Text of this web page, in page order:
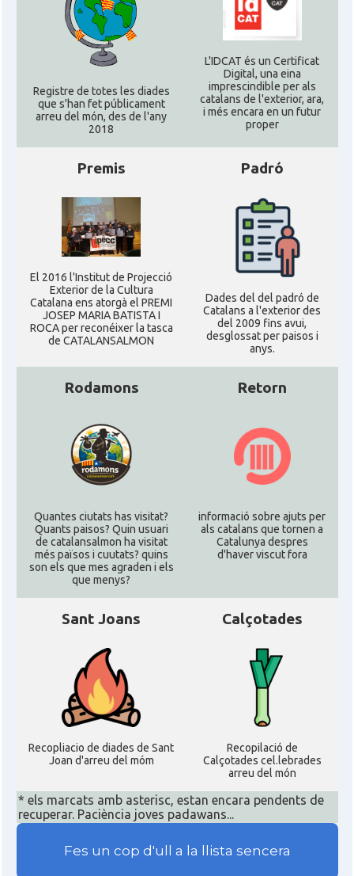
Registre de totes les diades
que s'han fet públicament
arreu del món, des de l'any
2018
L'IDCAT és un Certificat
Digital, una eina
imprescindible per als
catalans de l'exterior, ara,
i més encara en un futur
proper
Premis
El 2016 l'Institut de Projecció
Exterior de la Cultura
Catalana ens atorgà el PREMI
JOSEP MARIA BATISTA I
ROCA per reconéixer la tasca
de CATALANSALMON
Padró
Dades del del padró de
Catalans a l'exterior des
del 2009 fins avui,
desglossat per paisos i
anys.
Rodamons
Quantes ciutats has visitat?
Quants paisos? Quin usuari
de catalansalmon ha visitat
més països i cuutats? quins
son els que mes agraden i els
que menys?
Retorn
informació sobre ajuts per
als catalans que tornen a
Catalunya despres
d'haver viscut fora
Sant Joans
Recopliacio de diades de Sant
Joan d'arreu del móm
Calçotades
Recopilació de
Calçotades cel.lebrades
arreu del món
* els marcats amb asterisc, estan encara pendents de
recuperar. Paciència joves padawans...
Fes un cop d'ull a la llista sencera